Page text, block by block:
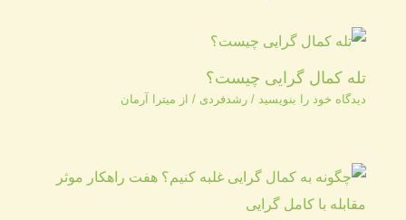
تله کمال گرایی چیست؟
دیدگاه‌ خود را بنویسید / رشدفردی / از میترا آرمان